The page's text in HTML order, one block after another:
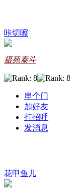
咔切嚓
摄苑泰斗
串个门
加好友
打招呼
发消息
花甲鱼儿